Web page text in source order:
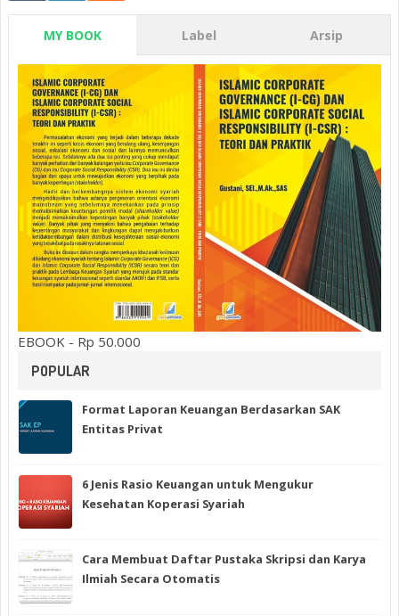
MY BOOK Label Arsip
EBOOK - Rp 50.000
POPULAR
Format Laporan Keuangan Berdasarkan SAK
Entitas Privat
6 Jenis Rasio Keuangan untuk Mengukur
Kesehatan Koperasi Syariah
Cara Membuat Daftar Pustaka Skripsi dan Karya
Ilmiah Secara Otomatis